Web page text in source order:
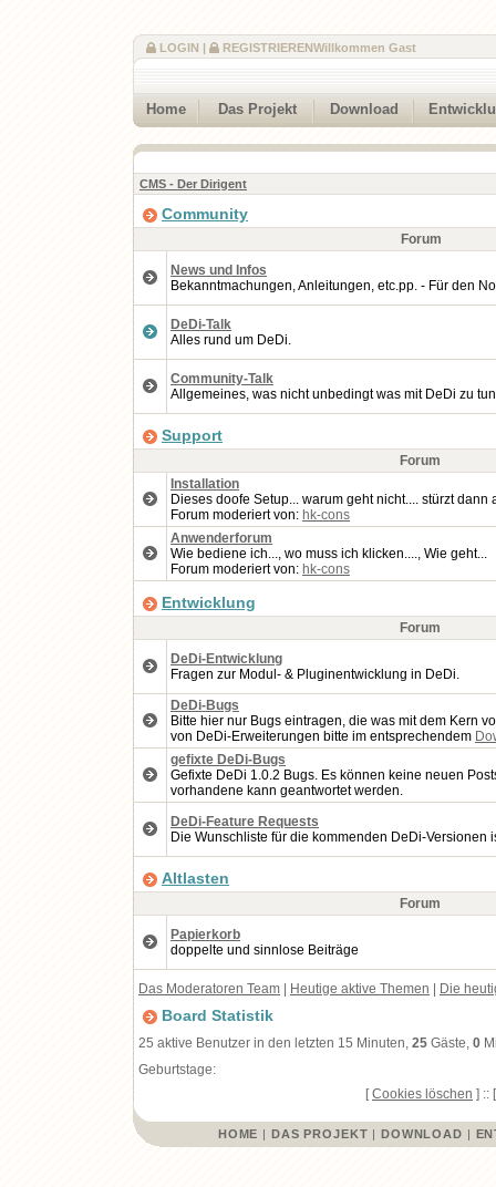
Willkommen Gast
LOGIN | REGISTRIEREN
Home Das Projekt Download
CMS - Der Dirigent
Community
Forum
News und Infos
Bekanntmachungen, Anleitungen, etc.pp. - Für den
DeDi-Talk
Alles rund um DeDi.
Community-Talk
Allgemeines, was nicht unbedingt was mit DeDi zu
Support
Forum
Installation
Dieses doofe Setup... warum geht nicht.... stürzt dann
Forum moderiert von: hk-cons
Anwenderforum
Wie bediene ich..., wo muss ich klicken...., Wie geht...
Forum moderiert von: hk-cons
Entwicklung
Forum
DeDi-Entwicklung
Fragen zur Modul- & Pluginentwicklung in DeDi.
DeDi-Bugs
Bitte hier nur Bugs eintragen, die was mit dem Kern
von DeDi-Erweiterungen bitte im entsprechendem
gefixte DeDi-Bugs
Gefixte DeDi 1.0.2 Bugs. Es können keine neuen
vorhandene kann geantwortet werden.
DeDi-Feature Requests
Die Wunschliste für die kommenden DeDi-Versionen
Altlasten
Forum
Papierkorb
doppelte und sinnlose Beiträge
Das Moderatoren Team Heutige aktive Themen Die
Board Statistik
25 aktive Benutzer in den letzten 15 Minuten, 25 Gäste, 0
Geburtstage:
[Cookies löschen ] ::
HOME | DAS PROJEKT | DOWNLOAD |